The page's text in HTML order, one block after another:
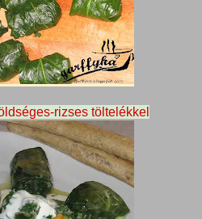
rizses töltelékkel